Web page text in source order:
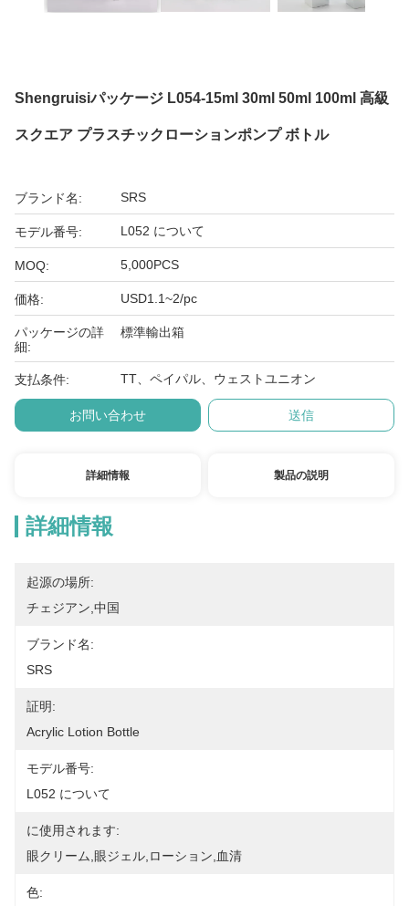
Shengruisiパッケージ L054-15ml 30ml 50ml 100ml 高級
スクエア プラスチックローションポンプ ボトル
ブランド名: SRS
モデル番号: L052 について
MOQ: 5,000PCS
価格: USD1.1~2/pc
パッケージの詳
細:
標準輸出箱
支払条件: TT、ペイパル、ウェストユニオン
お問い合わせ 送信
詳細情報 製品の説明
詳細情報
起源の場所:
チェジアン,中国
ブランド名:
SRS
証明:
Acrylic Lotion Bottle
モデル番号:
L052 について
に使用されます:
眼クリーム,眼ジェル,ローション,血清
色: